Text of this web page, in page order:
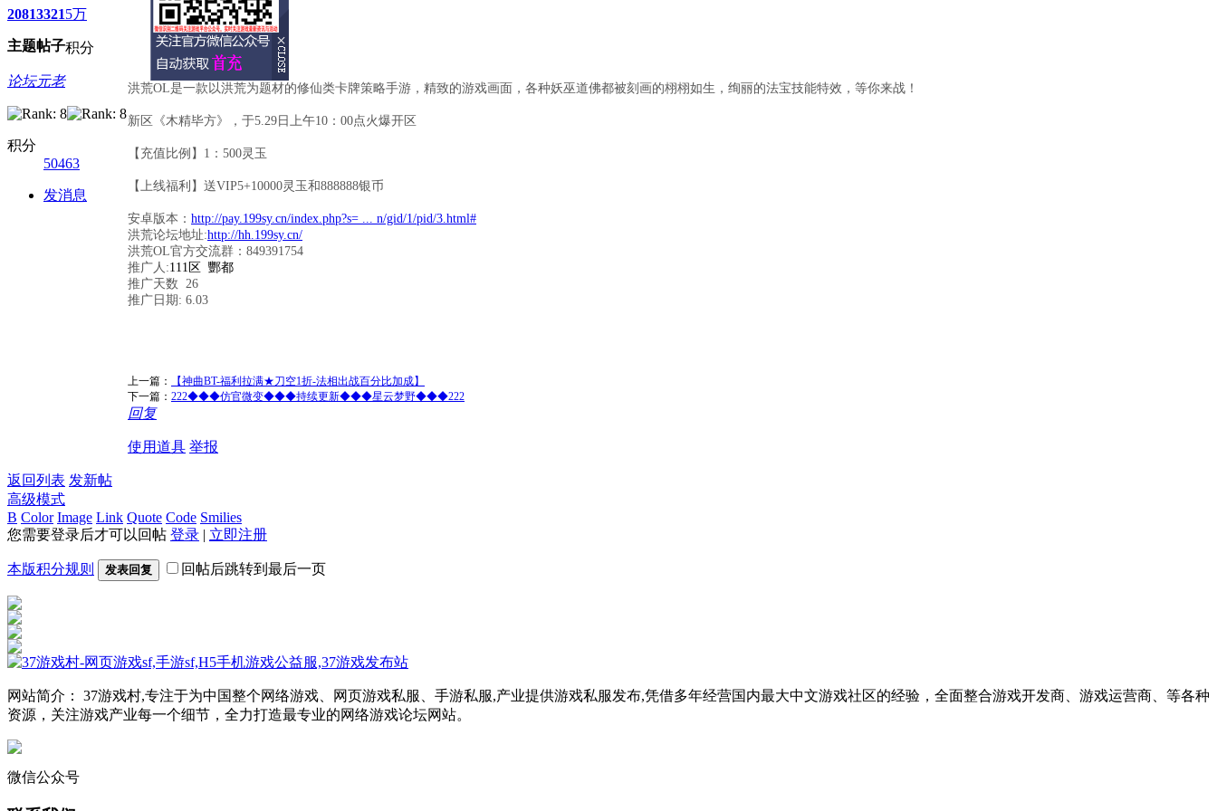
2081
主题
3321
帖子
5万
积分
论坛元老
积分
50463
发消息
洪荒OL是一款以洪荒为题材的修仙类卡牌策略手游，精致的游戏画面，各种妖巫道佛都被刻画的栩栩如生，绚丽的法宝技能特效，等你来战！
新区《木精毕方》，于5.29日上午10：00点火爆开区
【充值比例】1：500灵玉
【上线福利】送VIP5+10000灵玉和888888银币
安卓版本： http://pay.199sy.cn/index.php?s= ... n/gid/1/pid/3.html#
洪荒论坛地址:http://hh.199sy.cn/
洪荒OL官方交流群：849391754
推广人:111区 酆都
推广天数 26
推广日期: 6.03
上一篇：
【神曲BT-福利拉满★刀空1折-法相出战百分比加成】
下一篇： 222◆◆◆仿官微变◆◆◆持续更新◆◆◆星云梦野◆◆◆222
回复
使用道具 举报
返回列表 发新帖
高级模式
B Color Image Link Quote Code Smilies
您需要登录后才可以回帖 登录 | 立即注册
本版积分规则 发表回复 回帖后跳转到最后一页
网站简介： 37游戏村,专注于为中国整个网络游戏、网页游戏私服、手游私服,产业提供游戏私服发布,凭借多年经营国内最大中文游戏社区的经验，全面整合游戏开发商、游戏运营商、等各种
资源，关注游戏产业每一个细节，全力打造最专业的网络游戏论坛网站。
微信公众号